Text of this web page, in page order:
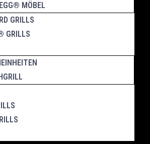
MÖBEL
GRILLS
GRILLS